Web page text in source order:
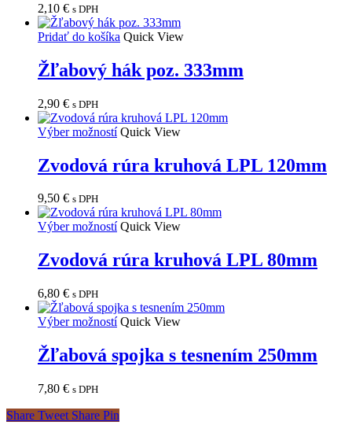
2,10 € s DPH
Pridať do košíka Quick View
Žľabový hák poz. 333mm
2,90 € s DPH
Výber možností Quick View
Zvodová rúra kruhová LPL 120mm
9,50 € s DPH
Výber možností Quick View
Zvodová rúra kruhová LPL 80mm
6,80 € s DPH
Výber možností Quick View
Žľabová spojka s tesnením 250mm
7,80 € s DPH
Share Tweet Share Pin